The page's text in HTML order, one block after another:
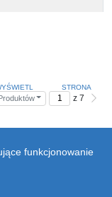
STRONA
z 7
funkcjonowanie